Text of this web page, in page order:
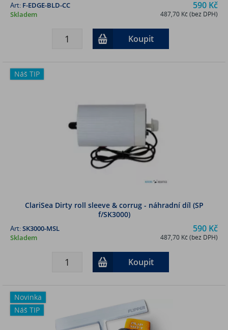
590 Kč
487,70 Kč (bez DPH)
Art: F-EDGE-BLD-CC
Skladem
Koupit
Náš TIP
ClariSea Dirty roll sleeve & corrug - náhradní díl (SP
f/SK3000)
590 Kč
487,70 Kč (bez DPH)
Art:SK3000-MSL
Skladem
Koupit
Novinka
Náš TIP